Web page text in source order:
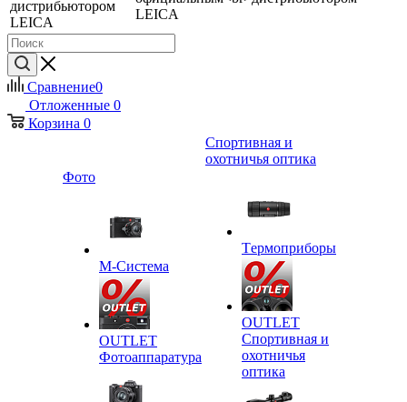
дистрибьютором
LEICA
Сравнение0
Отложенные 0
Корзина 0
Фото
M-Система
OUTLET
Фотоаппаратура
Спортивная и
охотничья оптика
Tермоприборы
OUTLET
Спортивная и
охотничья
оптика